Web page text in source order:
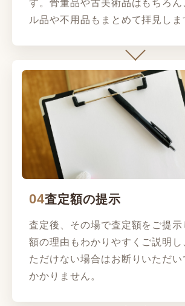
す。骨董品や古美術品はもちろん
ル品や不用品もまとめて拝見しま
04査定額の提示
査定後、その場で査定額をご提示
額の理由もわかりやすくご説明し
ただけない場合はお断りいただい
かかりません。